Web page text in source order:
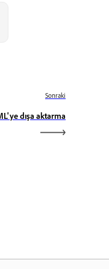
Sonraki
dışa aktarma